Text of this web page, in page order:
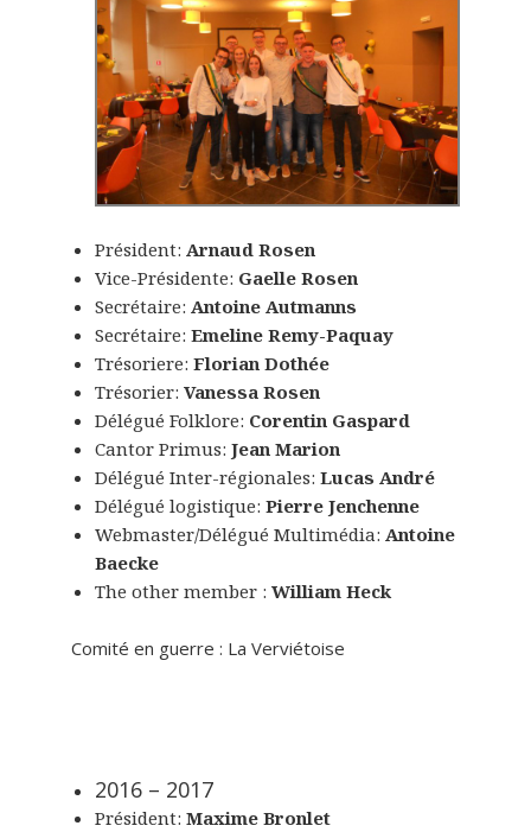
Président: Arnaud Rosen
Vice-Présidente: Gaelle Rosen
Secrétaire: Antoine Autmanns
Secrétaire: Emeline Remy-Paquay
Trésoriere: Florian Dothée
Trésorier: Vanessa Rosen
Délégué Folklore: Corentin Gaspard
Cantor Primus: Jean Marion
Délégué Inter-régionales: Lucas André
Délégué logistique: Pierre Jenchenne
Webmaster/Délégué Multimédia: Antoine
Baecke
The other member : William Heck
Comité en guerre : La Verviétoise
2016 – 2017
Président: Maxime Bronlet